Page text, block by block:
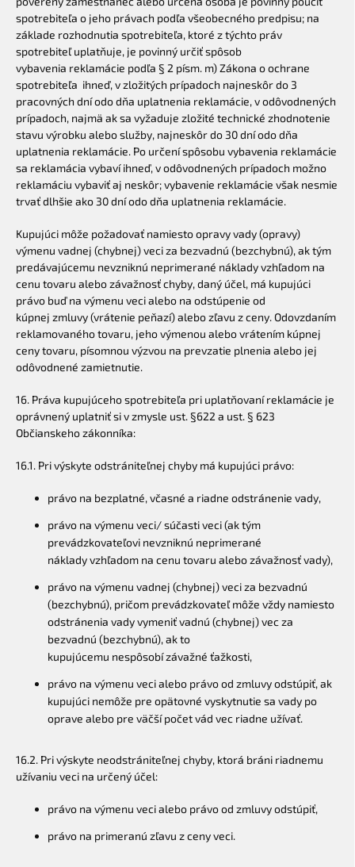
spotrebiteľa o jeho právach podľa všeobecného predpisu; na
základe rozhodnutia spotrebiteľa, ktoré z týchto práv
spotrebiteľ uplatňuje, je povinný určiť spôsob
vybavenia reklamácie podľa § 2 písm. m) Zákona o ochrane
spotrebiteľa ihneď, v zložitých prípadoch najneskôrdo 3
pracovných dní odo dňa uplatnenia reklamácie, v odôvodnených
prípadoch, najmä ak sa vyžaduje zložité technické zhodnotenie
stavu výrobku alebo služby, najneskôr do 30 dní odo dňa
uplatnenia reklamácie. Po určení spôsobu vybavenia reklamácie
sa reklamácia vybaví ihneď, v odôvodnených prípadoch možno
reklamáciu vybaviť aj neskôr; vybavenie reklamácie však nesmie
trvať dlhšie ako 30dní odo dňa uplatnenia reklamácie.
Kupujúci môže požadovať namiesto opravy vady (opravy)
výmenu vadnej (chybnej) veci za bezvadnú (bezchybnú), ak tým
predávajúcemu nevzniknú neprimerané náklady vzhľadom na
cenu tovaru alebozávažnosť chyby, daný účel, má kupujúci
právo buď na výmenu veci alebo na odstúpenie od
kúpnej zmluvy (vrátenie peňazí) alebo zľavu z ceny. Odovzdaním
reklamovaného tovaru, jeho výmenou alebovrátením kúpnej
ceny tovaru, písomnou výzvou na prevzatie plnenia alebo jej
odôvodnené zamietnutie.
16. Práva kupujúceho spotrebiteľa pri uplatňovaní reklamácie je
oprávnený uplatniť si v zmysle ust. §622 a ust. § 623
Občianskeho zákonníka:
16.1. Pri výskyte odstrániteľnej chyby má kupujúci právo:
právo na bezplatné, včasné a riadne odstránenie vady,
právo na výmenu veci/ súčasti veci (ak tým
prevádzkovateľovi nevzniknú neprimerané
náklady vzhľadom na cenu tovaru alebo závažnosť vady),
právo na výmenu vadnej (chybnej) veci za bezvadnú
(bezchybnú), pričom prevádzkovateľ môže vždy namiesto
odstránenia vady vymeniť vadnú (chybnej) vec za
bezvadnú (bezchybnú), ak to
kupujúcemu nespôsobí závažné ťažkosti,
právo na výmenu veci alebo právo od zmluvy odstúpiť, ak
kupujúci nemôže pre opätovné vyskytnutie sa vady po
oprave alebo pre väčší počet vád vec riadne užívať.
16.2. Pri výskyte neodstrániteľnej chyby, ktorá bráni riadnemu
užívaniu veci na určený účel:
právo na výmenu veci alebo právo od zmluvy odstúpiť,
právo na primeranú zľavu z ceny veci.